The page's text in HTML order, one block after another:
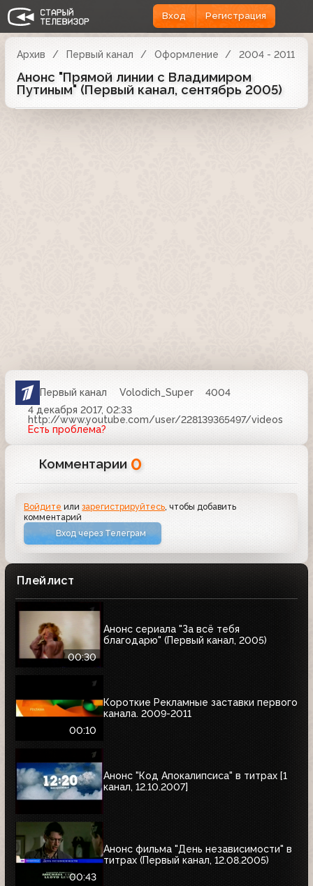
Вход Регистрация
Архив Первый канал Оформление 2004 - 2011
Анонс "Прямой линии с Владимиром
Путиным" (Первый канал, сентябрь 2005)
Первый канал Volodich_Super
4004
4 декабря 2017, 02:33
http://www.youtube.com/user/228139365497/videos
Есть проблема?
Комментарии 0
Войдите илизарегистрируйтесь , чтобы добавить
комментарий
Вход через Телеграм
Плейлист
00:30
Анонс сериала "За всё тебя
благодарю" (Первый канал, 2005)
00:10
Короткие Рекламные заставки первого
канала. 2009-2011
Анонс "Код Апокалипсиса" в титрах [1
канал, 12.10.2007]
00:43
Анонс фильма "День независимости" в
титрах (Первый канал, 12.08.2005)